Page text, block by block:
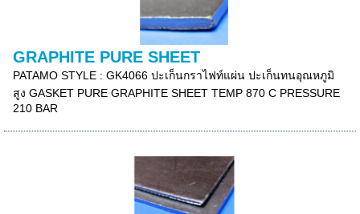
GRAPHITE PURE SHEET
PATAMO STYLE : GK4066 ปะเก็นกราไฟท์แผ่น ปะเก็นทนอุณหภูมิ
สูง GASKET PURE GRAPHITE SHEET TEMP 870 C PRESSURE
210 BAR